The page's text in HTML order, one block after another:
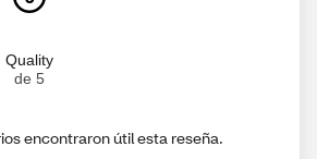
Quality
de 5
encontraron útil esta reseña.